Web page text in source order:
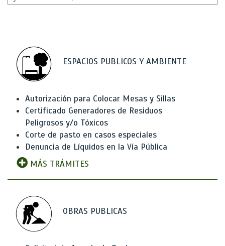
ESPACIOS PUBLICOS Y AMBIENTE
Autorización para Colocar Mesas y Sillas
Certificado Generadores de Residuos
Peligrosos y/o Tóxicos
Corte de pasto en casos especiales
Denuncia de Líquidos en la Vía Pública
MÁS TRÁMITES
OBRAS PUBLICAS